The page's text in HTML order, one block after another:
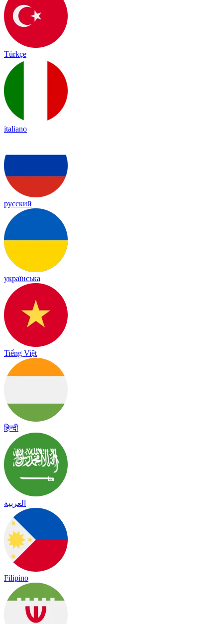
Türkçe
italiano
русский
українська
Tiếng Việt
हिन्दी
العربية
Filipino